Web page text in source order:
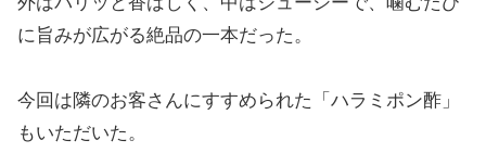
に旨みが広がる絶品の一本だった。
今回は隣のお客さんにすすめられた「ハラミポン酢」
もいただいた。